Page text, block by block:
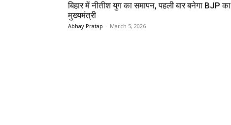
बिहार में नीतीश युग का समापन, पहली बार बनेगा BJP का
मुख्यमंत्री
Abhay Pratap - March 5, 2026